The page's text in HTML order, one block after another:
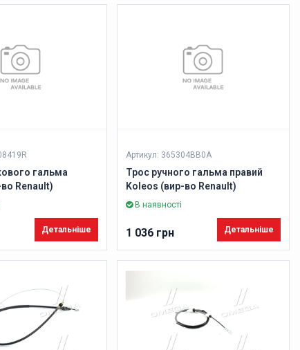
гальма
Renault)
Детальніше
Артикул: 365304BB0A
Трос ручного гальма правий
Koleos (вир-во Renault)
В наявності
1 036 грн Детальніше